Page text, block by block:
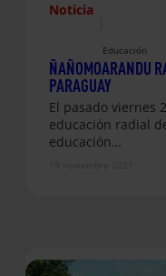
Noticia
Educación
ÑAÑOMOARANDU
PARAGUAY
El pasado viernes
educación radial
educación…